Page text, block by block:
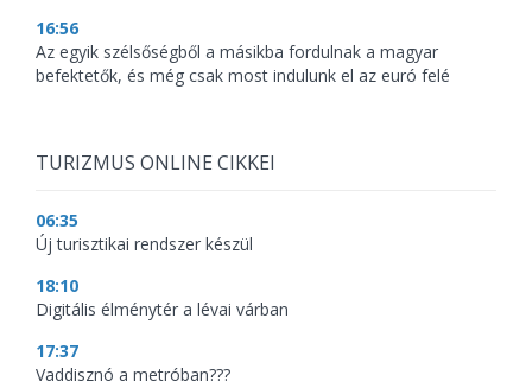
16:56
Az egyik szélsőségből a másikba fordulnak a magyar
befektetők, és még csak most indulunk el az euró felé
TURIZMUS ONLINE CIKKEI
06:35
Új turisztikai rendszer készül
18:10
Digitális élménytér a lévai várban
17:37
Vaddisznó a metróban???